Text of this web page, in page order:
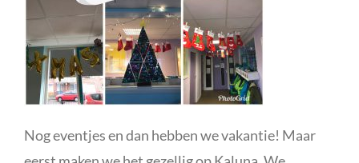
Nog eventjes en dan hebben we vakantie! Maar